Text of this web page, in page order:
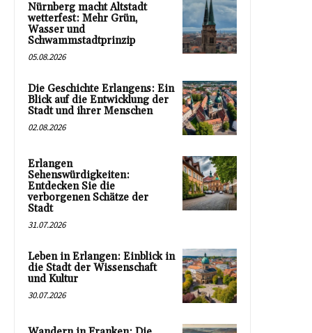
Nürnberg macht Altstadt
wetterfest: Mehr Grün,
Wasser und
Schwammstadtprinzip
05.08.2026
Die Geschichte Erlangens: Ein
Blick auf die Entwicklung der
Stadt und ihrer Menschen
02.08.2026
Erlangen
Sehenswürdigkeiten:
Entdecken Sie die
verborgenen Schätze der
Stadt
31.07.2026
Leben in Erlangen: Einblick in
die Stadt der Wissenschaft
und Kultur
30.07.2026